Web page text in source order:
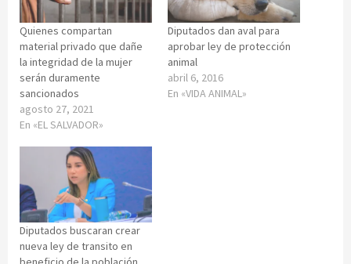
Quienes compartan
material privado que dañe
la integridad de la mujer
serán duramente
sancionados
agosto 27, 2021
En «EL SALVADOR»
Diputados dan aval para
aprobar ley de protección
animal
abril 6, 2016
En «VIDA ANIMAL»
Diputados buscaran crear
nueva ley de transito en